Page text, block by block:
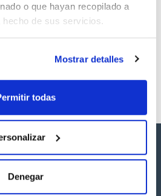
o que hayan recopilado a
de sus servicios.
Mostrar detalles
todas
Denegar
con esta imagen son
habitualmente en stock,